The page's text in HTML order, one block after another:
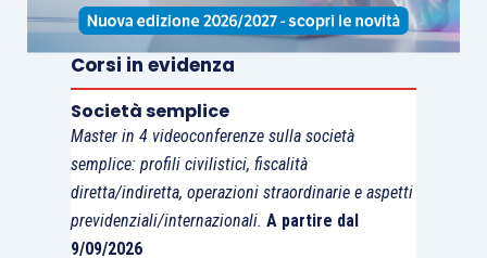
prima rata, il contribuente fa pervenire all’ufficio la
quietanza dell’avvenuto pagamento. L’ufficio rilascia
al contribuente copia dell’atto di accertamento con
adesione”.
In particolare, secondo la contribuente
quest’ultima disposizione normativa assume
significato solo se interpretata nel senso di cui
Corsi in evidenza
Società semplice
Master in 4 videoconferenze sulla società
semplice: profili civilistici, fiscalità
diretta/indiretta, operazioni straordinarie e aspetti
previdenziali/internazionali. A partire dal
9/09/2026